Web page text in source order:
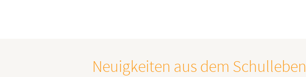
Neuigkeiten aus dem Schulleben